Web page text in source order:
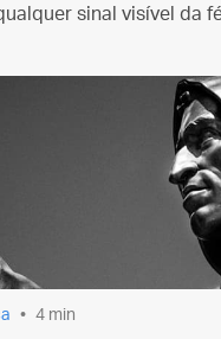
sinal visível da
4 min